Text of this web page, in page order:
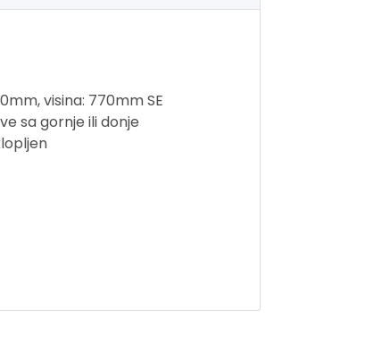
visina: 770mm SE
sa gornje ili donje